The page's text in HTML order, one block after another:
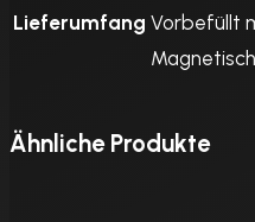
Lieferumfang Vorbefüllt
Ähnliche Produkte